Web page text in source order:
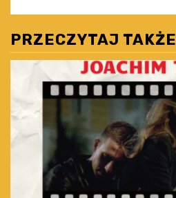
PRZECZYTAJ TAKŻE